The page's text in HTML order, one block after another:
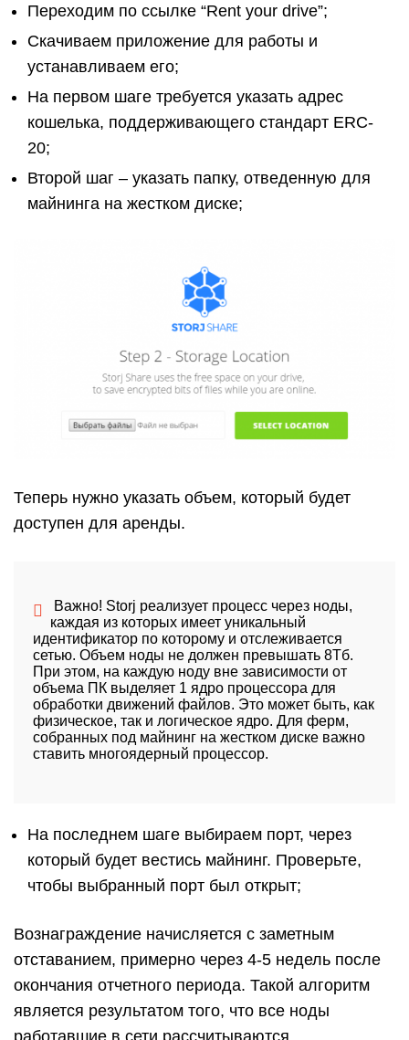
Переходим по ссылке “Rent your drive”;
Скачиваем приложение для работы и
устанавливаем его;
На первом шаге требуется указать адрес
кошелька, поддерживающего стандарт ERC-
20;
Второй шаг – указать папку, отведенную для
майнинга на жестком диске;
Теперь нужно указать объем, который будет
доступен для аренды.
Важно! Storj реализует процесс через ноды,
каждая из которых имеет уникальный
идентификатор по которому и отслеживается
сетью. Объем ноды не должен превышать 8Тб.
При этом, на каждую ноду вне зависимости от
объема ПК выделяет 1 ядро процессора для
обработки движений файлов. Это может быть, как
физическое, так и логическое ядро. Для ферм,
собранных под майнинг на жестком диске важно
ставить многоядерный процессор.
На последнем шаге выбираем порт, через
который будет вестись майнинг. Проверьте,
чтобы выбранный порт был открыт;
Вознаграждение начисляется с заметным
отставанием, примерно через 4-5 недель после
окончания отчетного периода. Такой алгоритм
является результатом того, что все ноды